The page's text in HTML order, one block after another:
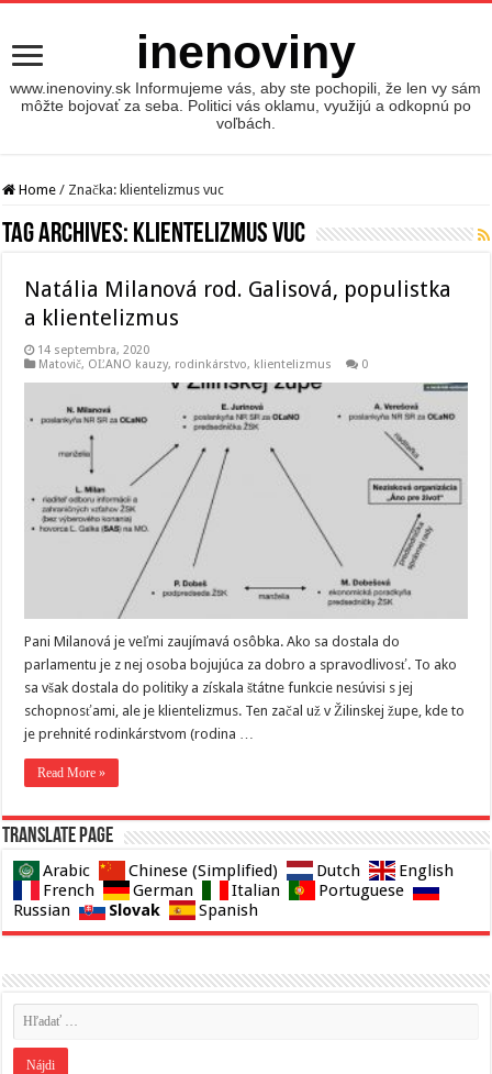
inenoviny
www.inenoviny.sk Informujeme vás, aby ste pochopili, že len vy sám
môžte bojovať za seba. Politici vás oklamu, využijú a odkopnú po
voľbách.
Home / Značka: klientelizmus vuc
Tag Archives: klientelizmus vuc
Natália Milanová rod. Galisová, populistka
a klientelizmus
14 septembra, 2020
Matovič, OĽANO kauzy, rodinkárstvo, klientelizmus 0
Pani Milanová je veľmi zaujímavá osôbka. Ako sa dostala do
parlamentu je z nej osoba bojujúca za dobro a spravodlivosť. To ako
sa však dostala do politiky a získala štátne funkcie nesúvisi s jej
schopnosťami, ale je klientelizmus. Ten začal už v Žilinskej župe, kde to
je prehnité rodinkárstvom (rodina …
Read More »
Translate page
Arabic Chinese (Simplified) Dutch
English
French
German Italian
Portuguese
Russian
Slovak Spanish